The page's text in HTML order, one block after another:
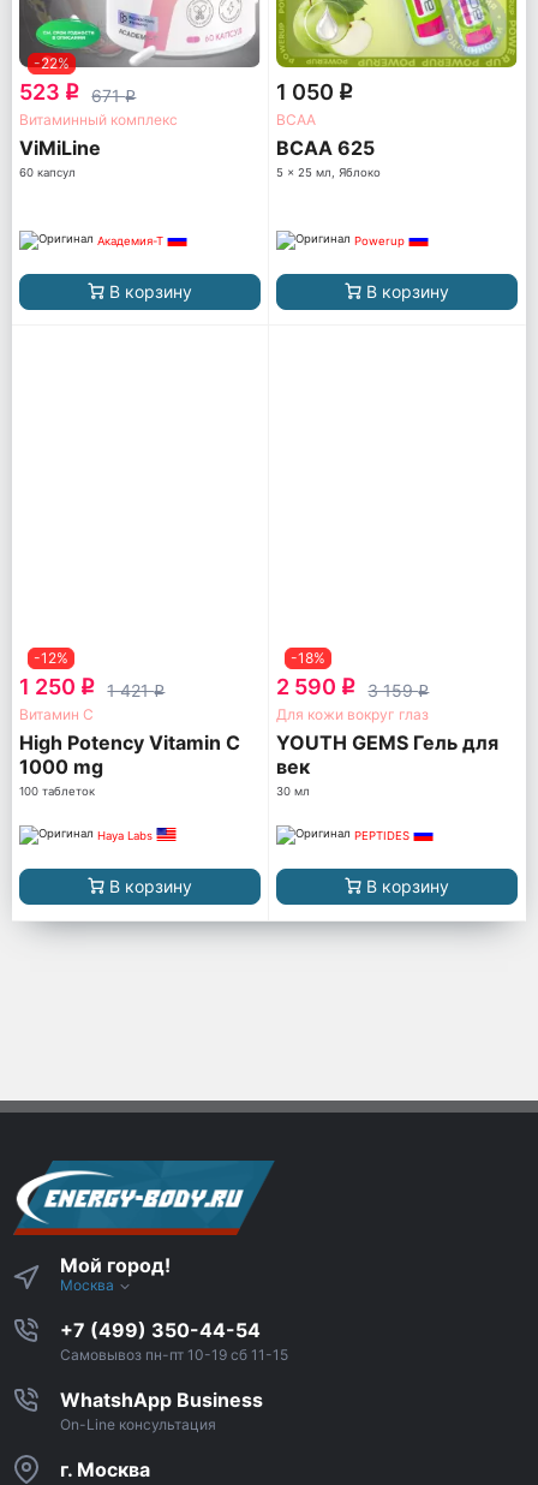
-22%
523 q 671q
Витаминный комплекс
ViMiLine
60 капсул
Академия-Т
В корзину
1 050 q
ВСАА
BCAA 625
5 x 25 мл, Яблоко
Powerup
В корзину
-12%
1 250 q 1 421q
Витамин С
High Potency Vitamin C
1000 mg
100 таблеток
Haya Labs
В корзину
-18%
2 590 q 3 159q
Для кожи вокруг глаз
YOUTH GEMS Гель для
век
30 мл
PEPTIDES
В корзину
Мой город!
Москва
+7 (499) 350-44-54
Самовывоз пн-пт 10-19 сб 11-15
WhatshApp Business
On-Line консультация
г. Москва